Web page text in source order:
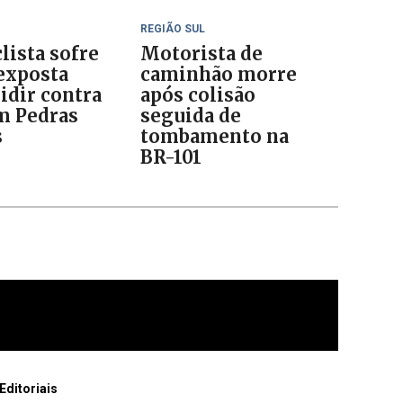
sofre
contra
Pedras
REGIÃO SUL
Motorista de
caminhão morre
após colisão
seguida de
tombamento na
BR-101